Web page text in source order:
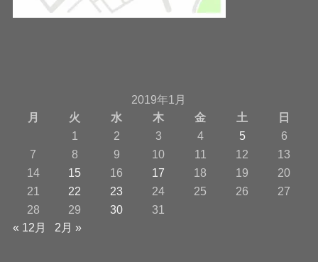
2019年1月
月
火 水 木 金 土
日
1
2 3 4 5
6
7
8 9 10 11 12
13
14
15 16 17 18 19
20
21
22 23 24 25 26
27
28
29 30
31
« 12月
2月 »